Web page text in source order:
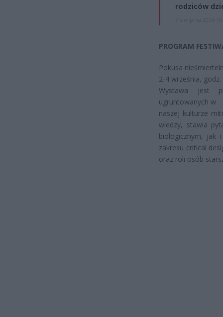
rodziców
PROGRAM
Pokusa
2-4 września,
Wystawa jest
ugruntowanych w
naszej kulturze
wiedzy, stawia
biologicznym, jak
zakresu critical
oraz roli osób